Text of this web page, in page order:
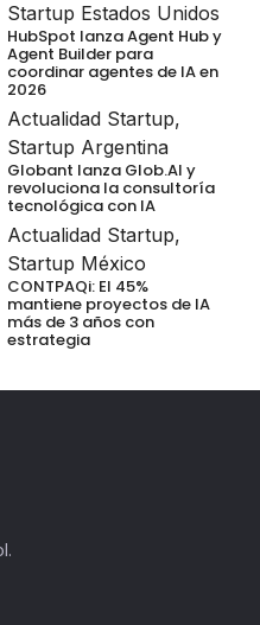
Startup Estados Unidos
HubSpot lanza Agent Hub y
Agent Builder para
coordinar agentes de IA en
2026
Actualidad Startup,
Startup Argentina
Globant lanza Glob.AI y
revoluciona la consultoría
tecnológica con IA
Actualidad Startup,
Startup México
CONTPAQi: El 45%
mantiene proyectos de IA
más de 3 años con
estrategia